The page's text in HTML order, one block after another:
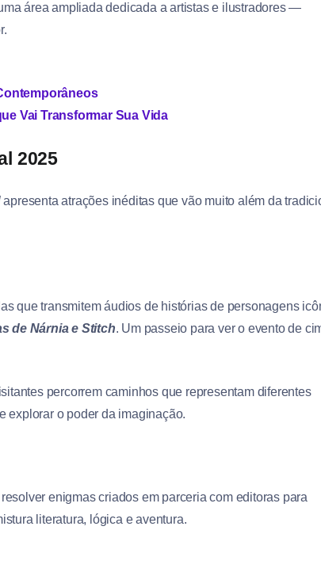
área ampliada dedicada a artistas e ilustradores —
Vai Transformar Sua Vida
2025
apresenta atrações inéditas que vão muito além da
que transmitem áudios de histórias de personagens
de Nárnia e Stitch. Um passeio para ver o evento de
percorrem caminhos que representam diferentes
explorar o poder da imaginação.
enigmas criados em parceria com editoras para
literatura, lógica e aventura.